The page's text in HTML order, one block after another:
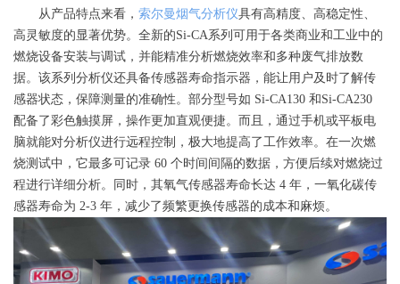
从产品特点来看， 索尔曼烟气分析仪具有高精度、高稳定性、
高灵敏度的显著优势。全新的Si-CA系列可用于各类商业和工业中的
燃烧设备安装与调试，并能精准分析燃烧效率和多种废气排放数
据。该系列分析仪还具备传感器寿命指示器，能让用户及时了解传
感器状态，保障测量的准确性。部分型号如 Si-CA130 和Si-CA230
配备了彩色触摸屏，操作更加直观便捷。而且，通过手机或平板电
脑就能对分析仪进行远程控制，极大地提高了工作效率。在一次燃
烧测试中，它最多可记录 60 个时间间隔的数据，方便后续对燃烧过
程进行详细分析。同时，其氧气传感器寿命长达 4 年，一氧化碳传
感器寿命为 2-3 年，减少了频繁更换传感器的成本和麻烦。